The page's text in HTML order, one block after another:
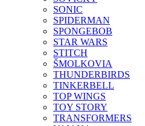
SONIC
SPIDERMAN
SPONGEBOB
STAR WARS
STITCH
ŠMOLKOVIA
THUNDERBIRDS
TINKERBELL
TOP WINGS
TOY STORY
TRANSFORMERS